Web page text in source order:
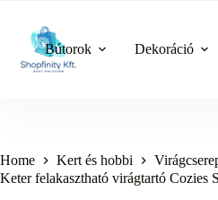
content
Bútorok Dekoráció
Home Kert és hobbi
Keter felakasztható virágtartó Cozies